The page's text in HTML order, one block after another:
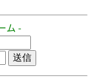
ム -